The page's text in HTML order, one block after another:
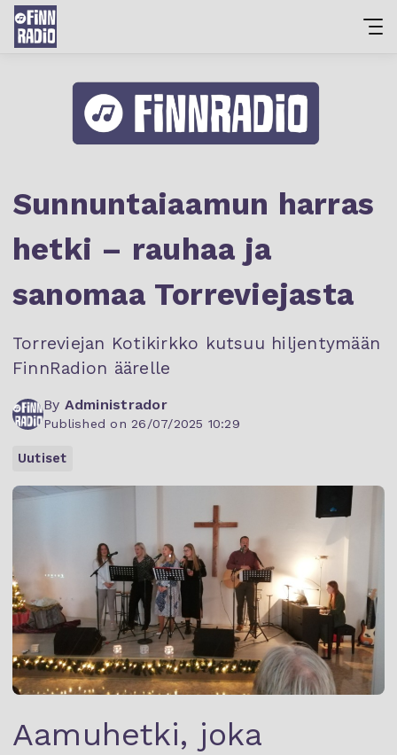
Sunnuntaiaamun harras
hetki – rauhaa ja
sanomaa Torreviejasta
Torreviejan Kotikirkko kutsuu hiljentymään
FinnRadion äärelle
By Administrador
Published on 26/07/2025 10:29
Uutiset
Aamuhetki, joka